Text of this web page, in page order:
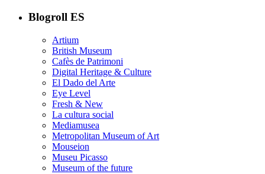
Blogroll ES
Artium
British Museum
Cafès de Patrimoni
Digital Heritage & Culture
El Dado del Arte
Eye Level
Fresh & New
La cultura social
Mediamusea
Metropolitan Museum of Art
Mouseion
Museu Picasso
Museum of the future